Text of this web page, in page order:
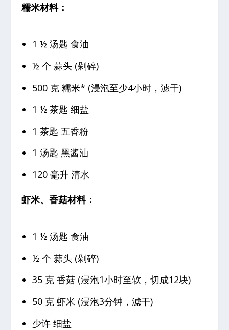
糯米材料：
1 ½ 汤匙 食油
½ 个 蒜头 (剁碎)
500 克 糯米* (浸泡至少4小时，滤干)
1 ½ 茶匙 细盐
1 茶匙 五香粉
1 汤匙 黑酱油
120 毫升 清水
虾米、香菇材料：
1 ½ 汤匙 食油
½ 个 蒜头 (剁碎)
35 克 香菇 (浸泡1小时至软，切成12块)
50 克 虾米 (浸泡3分钟，滤干)
少许 细盐